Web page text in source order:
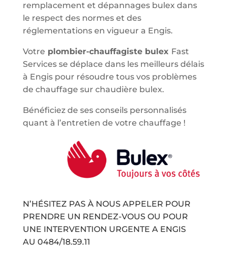
remplacement et dépannages bulex dans
le respect des normes et des
réglementations en vigueur a Engis.
Votre plombier-chauffagiste bulex Fast
Services se déplace dans les meilleurs délais
à Engis pour résoudre tous vos problèmes
de chauffage sur chaudière bulex.
Bénéficiez de ses conseils personnalisés
quant à l’entretien de votre chauffage !
N’HÉSITEZ PAS À NOUS APPELER POUR
PRENDRE UN RENDEZ-VOUS OU POUR
UNE INTERVENTION URGENTE A ENGIS
AU 0484/18.59.11